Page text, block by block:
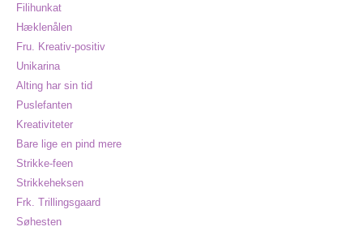
Filihunkat
Hæklenålen
Fru. Kreativ-positiv
Unikarina
Alting har sin tid
Puslefanten
Kreativiteter
Bare lige en pind mere
Strikke-feen
Strikkeheksen
Frk. Trillingsgaard
Søhesten